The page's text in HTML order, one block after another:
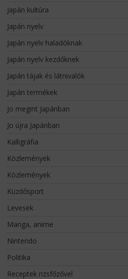
Japán kultúra
Japán nyelv
Japán nyelv haladóknak
Japán nyelv kezdőknek
Japán tájak és látnivalók
Japán termékek
Jo megint Japánban
Jo újra Japánban
Kalligráfia
Közlemények
Közlemények
Küzdősport
Levesek
Manga, anime
Nintendo
Politika
Receptek rizsfőzővel